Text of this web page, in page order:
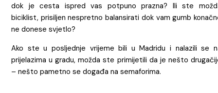
dok je cesta ispred vas potpuno prazna? Ili ste
biciklist, prisiljen nespretno balansirati dok vam gumb
ne donese svjetlo?
Ako ste u posljednje vrijeme bili u Madridu i nalazili se
prijelazima u gradu, možda ste primijetili da je nešto
– nešto pametno se događa na semaforima.